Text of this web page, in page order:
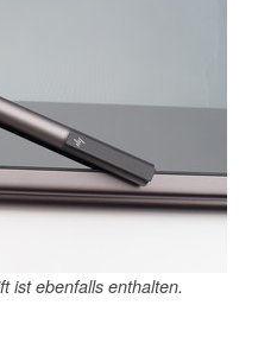
ist ebenfalls enthalten.